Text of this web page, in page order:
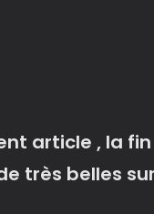
article , la fin
très belles